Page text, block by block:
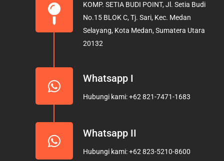
o
o
k
g
r
a
b
e
KOMP. SETIA BUDI POINT, Jl. Setia Budi
No.15 BLOK C, Tj. Sari, Kec. Medan
Selayang, Kota Medan, Sumatera Utara
20132
Whatsapp I
Hubungi kami: +62 821-7471-1683
Whatsapp II
Hubungi kami: +62 823-5210-8600